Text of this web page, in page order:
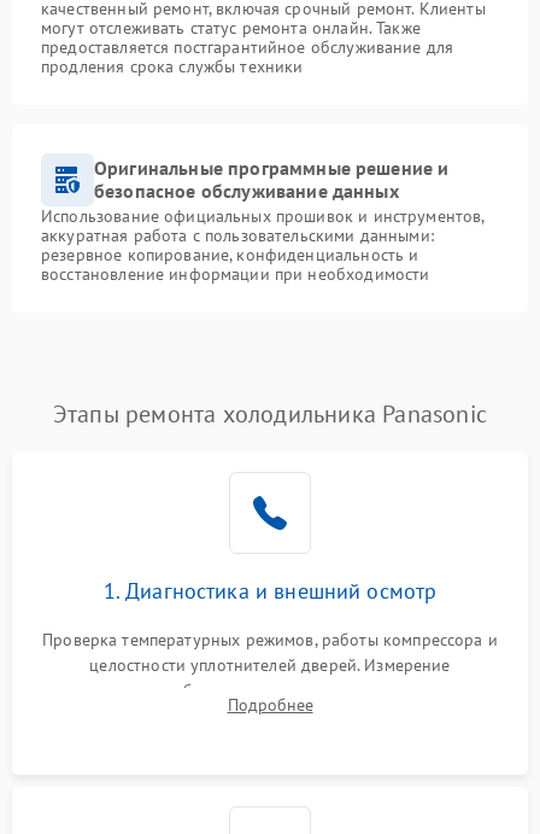
качественный ремонт, включая срочный ремонт. Клиенты
могут отслеживать статус ремонта онлайн. Также
предоставляется постгарантийное обслуживание для
продления срока службы техники
Оригинальные программные решение и
безопасное обслуживание данных
Использование официальных прошивок и инструментов,
аккуратная работа с пользовательскими данными:
резервное копирование, конфиденциальность и
восстановление информации при необходимости
Этапы ремонта холодильника Panasonic
1. Диагностика и внешний осмотр
Проверка температурных режимов, работы компрессора и
целостности уплотнителей дверей. Измерение
сопротивления обмоток мотора, проверка термостата и
считывание кодов ошибок с электронного дисплея.
Подробнее